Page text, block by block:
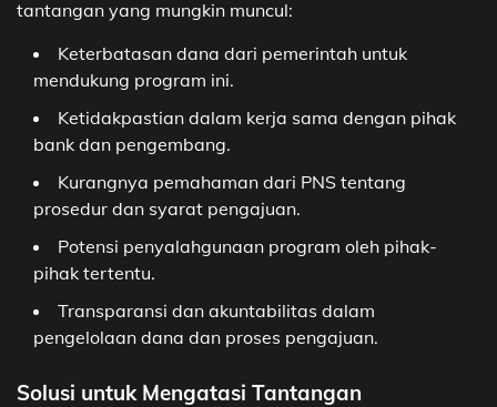
tantangan yang mungkin muncul:
Keterbatasan dana dari pemerintah untuk
mendukung program ini.
Ketidakpastian dalam kerja sama dengan pihak
bank dan pengembang.
Kurangnya pemahaman dari PNS tentang
prosedur dan syarat pengajuan.
Potensi penyalahgunaan program oleh pihak-
pihak tertentu.
Transparansi dan akuntabilitas dalam
pengelolaan dana dan proses pengajuan.
Solusi untuk Mengatasi Tantangan